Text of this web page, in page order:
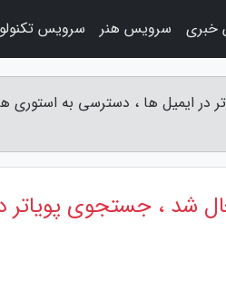
در ایمیل ها ، دسترسی به استوری
شد ، جستجوی پویاتر
خبری سرویس هنر سرویس